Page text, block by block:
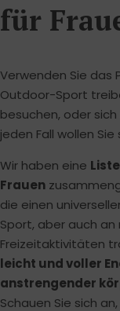
für
Verwenden Sie das
Outdoor-Sport
besuchen, oder
jeden Fall wollen
Wir haben eine
Frauen
die einen
Sport, aber auch
Freizeitaktivitäten
leicht und voller
anstrengender
Schauen Sie sich